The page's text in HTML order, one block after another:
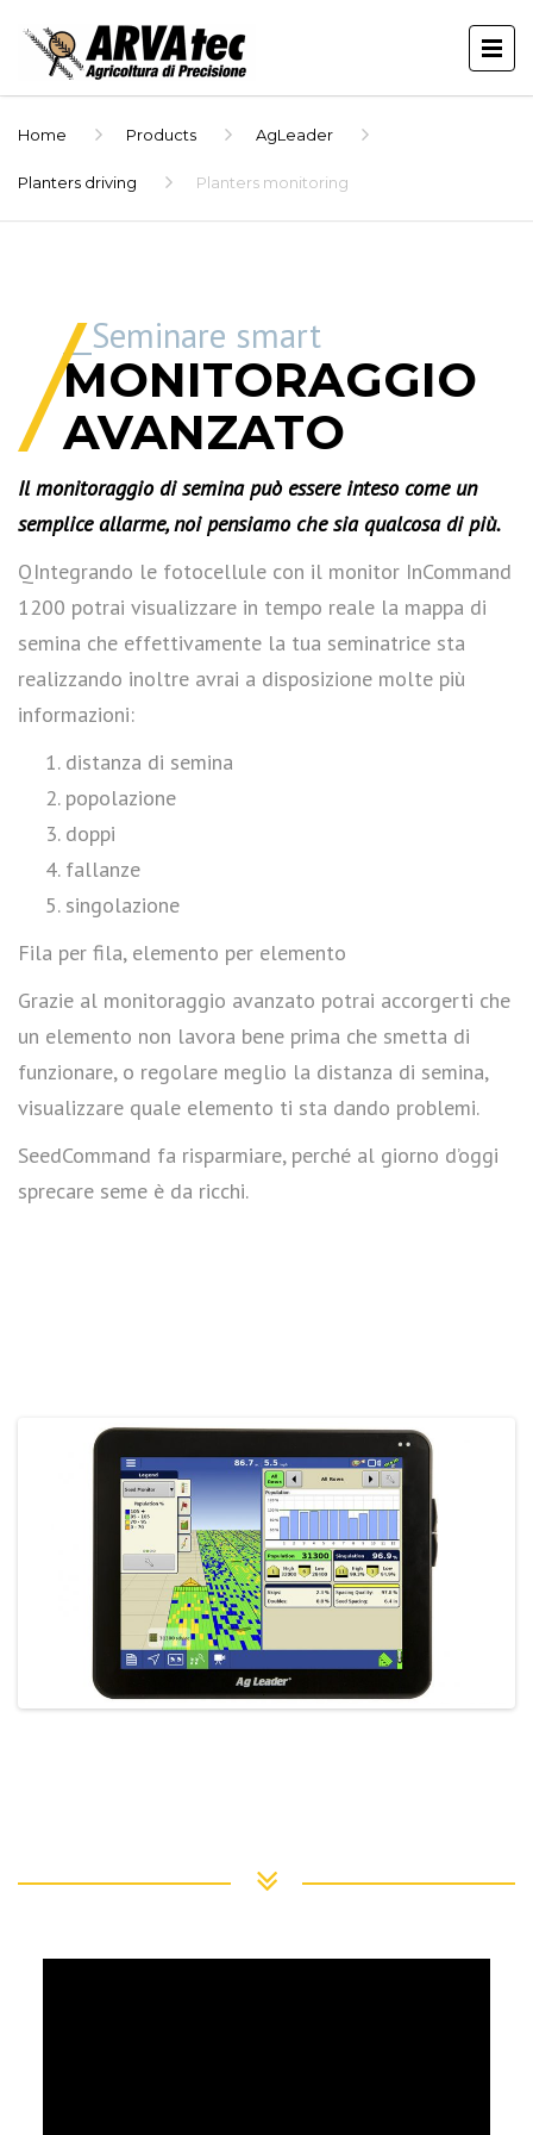
Home Products AgLeader
Planters driving Planters monitoring
__Seminare smart
MONITORAGGIO
AVANZATO
Il monitoraggio di semina può essere inteso come un
semplice allarme, noi pensiamo che sia qualcosa di più.
QIntegrando le fotocellule con il monitor InCommand
1200 potrai visualizzare in tempo reale la mappa di
semina che effettivamente la tua seminatrice sta
realizzando inoltre avrai a disposizione molte più
informazioni:
distanza di semina
popolazione
doppi
fallanze
singolazione
Fila per fila, elemento per elemento
Grazie al monitoraggio avanzato potrai accorgerti che
un elemento non lavora bene prima che smetta di
funzionare, o regolare meglio la distanza di semina,
visualizzare quale elemento ti sta dando problemi.
SeedCommand fa risparmiare, perché al giorno d’oggi
sprecare seme è da ricchi.